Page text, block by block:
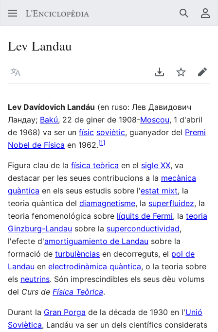
Buscar
Lev Landau
Llegir en un atre idioma Descarregar en
Vigilar
Lev Davídovich Landáu (en ruso: Лев Давидович
Ландау; Bakú, 22 de giner de 1908-Moscou, 1 d'abril
de 1968) va ser un físic soviètic, guanyador del Premi
Nobel de Física en 1962.[1]
Figura clau de la física teòrica en el sigle XX, va
destacar per les seues contribucions a la mecànica
quàntica en els seus estudis sobre l'estat mixt, la
teoria quàntica del diamagnetisme, la superfluidez, la
teoria fenomenológica sobre líquits de Fermi, la teoria
Ginzburg-Landau sobre la superconductividad,
l'efecte d'amortiguamiento de Landau sobre la
formació de turbulèncias en decorreguts, el pol de
Landau en electrodinàmica quàntica, o la teoria sobre
els neutrins. Són imprescindibles els seus dèu volums
del Curs de Física Teòrica.
Durant la Gran Porga de la década de 1930 en l'Unió
Soviètica, Landáu va ser un dels científics considerats